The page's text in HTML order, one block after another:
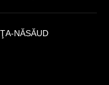
NĂSĂUD